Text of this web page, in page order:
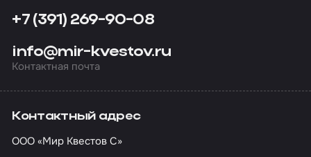
+7 (391) 269-90-08
info@mir-kvestov.ru
Контактная почта
Контактный адрес
ООО «Мир Квестов С»